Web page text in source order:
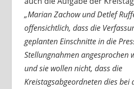
„Marian Zachow und Detlef
offensichtlich, dass die
geplanten Einschnitte in die
Stellungnahmen angesprochen
und sie wollen nicht, dass die
Kreistagsabgeordneten dies bei